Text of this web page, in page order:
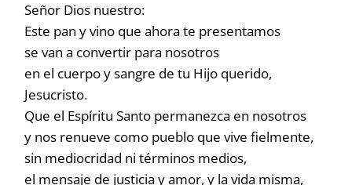
Señor Dios nuestro:
Este pan y vino que ahora te presentamos
se van a convertir para nosotros
en el cuerpo y sangre de tu Hijo querido,
Jesucristo.
Que el Espíritu Santo permanezca en nosotros
y nos renueve como pueblo que vive fielmente,
sin mediocridad ni términos medios,
el mensaje de justicia y amor, y la vida misma,